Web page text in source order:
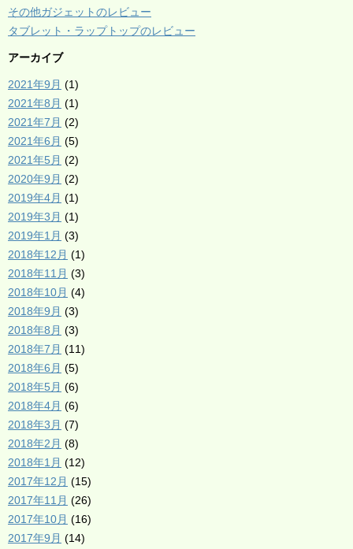
その他ガジェットのレビュー
タブレット・ラップトップのレビュー
アーカイブ
2021年9月 (1)
2021年8月 (1)
2021年7月 (2)
2021年6月 (5)
2021年5月 (2)
2020年9月 (2)
2019年4月 (1)
2019年3月 (1)
2019年1月 (3)
2018年12月 (1)
2018年11月 (3)
2018年10月 (4)
2018年9月 (3)
2018年8月 (3)
2018年7月 (11)
2018年6月 (5)
2018年5月 (6)
2018年4月 (6)
2018年3月 (7)
2018年2月 (8)
2018年1月 (12)
2017年12月 (15)
2017年11月 (26)
2017年10月 (16)
2017年9月 (14)